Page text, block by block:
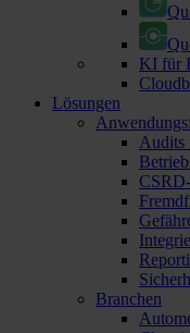
KI für
Lösungen
Audits
Branchen